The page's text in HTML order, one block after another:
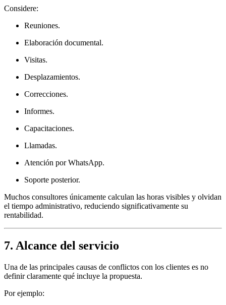
Considere:
Reuniones.
Elaboración documental.
Visitas.
Desplazamientos.
Correcciones.
Informes.
Capacitaciones.
Llamadas.
Atención por WhatsApp.
Soporte posterior.
Muchos consultores únicamente calculan las horas visibles y olvidan
el tiempo administrativo, reduciendo significativamente su
rentabilidad.
7. Alcance del servicio
Una de las principales causas de conflictos con los clientes es no
definir claramente qué incluye la propuesta.
Por ejemplo: